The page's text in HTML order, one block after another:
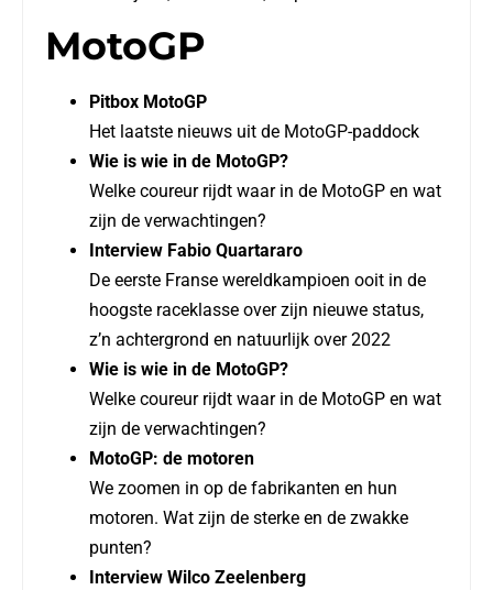
MotoGP
Pitbox MotoGP
Het laatste nieuws uit de MotoGP-paddock
Wie is wie in de MotoGP?
Welke coureur rijdt waar in de MotoGP en wat
zijn de verwachtingen?
Interview Fabio Quartararo
De eerste Franse wereldkampioen ooit in de
hoogste raceklasse over zijn nieuwe status,
z’n achtergrond en natuurlijk over 2022
Wie is wie in de MotoGP?
Welke coureur rijdt waar in de MotoGP en wat
zijn de verwachtingen?
MotoGP: de motoren
We zoomen in op de fabrikanten en hun
motoren. Wat zijn de sterke en de zwakke
punten?
Interview Wilco Zeelenberg